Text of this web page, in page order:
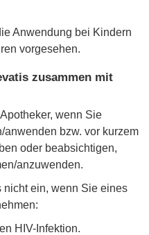
Anwendung bei Kindern
vorgesehen.
zusammen mit
wenn Sie
bzw. vor kurzem
oder beabsichtigen,
anzuwenden.
nicht ein, wenn Sie eines
HIV-Infektion.